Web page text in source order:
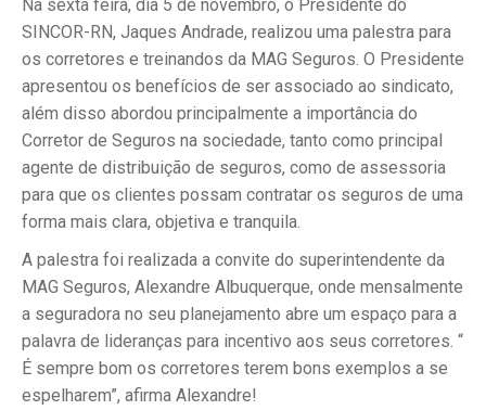
Na sexta feira, dia 5 de novembro, o Presidente do
SINCOR-RN, Jaques Andrade, realizou uma palestra para
os corretores e treinandos da MAG Seguros. O Presidente
apresentou os benefícios de ser associado ao sindicato,
além disso abordou principalmente a importância do
Corretor de Seguros na sociedade, tanto como principal
agente de distribuição de seguros, como de assessoria
para que os clientes possam contratar os seguros de uma
forma mais clara, objetiva e tranquila.
A palestra foi realizada a convite do superintendente da
MAG Seguros, Alexandre Albuquerque, onde mensalmente
a seguradora no seu planejamento abre um espaço para a
palavra de lideranças para incentivo aos seus corretores. “
É sempre bom os corretores terem bons exemplos a se
espelharem”, afirma Alexandre!